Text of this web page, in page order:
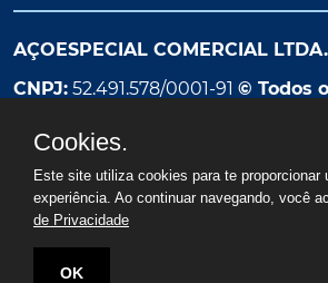
AÇOESPECIAL COMERCIAL LTDA.
CNPJ: 52.491.578/0001-91 © Todos
Cookies.
Este site utiliza cookies para te proporcionar
experiência. Ao continuar navegando, você
de Privacidade
OK